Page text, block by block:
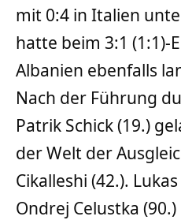
mit 0:4 in Italien
hatte beim 3:1 (1:1)-
Albanien ebenfalls
Nach der Führung
Patrik Schick (19.)
der Welt der
Cikalleshi (42.).
Ondrej Celustka